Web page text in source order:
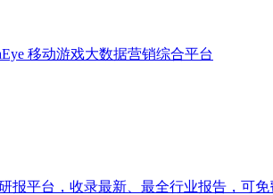
移动游戏大数据营销综合平台
报平台，收录最新、最全行业报告，可